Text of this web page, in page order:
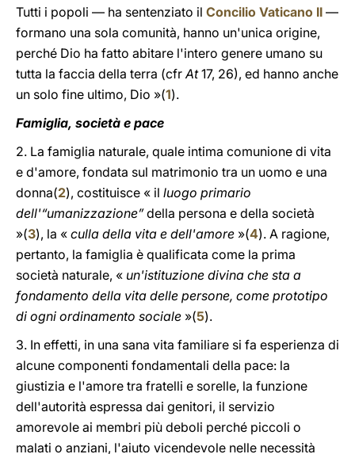
Tutti i popoli — ha sentenziato il Concilio Vaticano II —
formano una sola comunità, hanno un'unica origine,
perché Dio ha fatto abitare l'intero genere umano su
tutta la faccia della terra (cfrAt17, 26), ed hanno anche
un solo fine ultimo, Dio »(1).
Famiglia, società e pace
2. La famiglia naturale, quale intima comunione di vita
e d'amore, fondata sul matrimonio tra un uomo e una
donna(2), costituisce « il luogo primario
dell'“umanizzazione”della persona e della società
»(3), la « culla della vita e dell'amore »(4). A ragione,
pertanto, la famiglia è qualificata come la prima
società naturale, « un'istituzione divina che sta a
fondamento della vita delle persone, come prototipo
di ogni ordinamento sociale »(5).
3. In effetti, in una sana vita familiare si fa esperienza di
alcune componenti fondamentali della pace: la
giustizia e l'amore tra fratelli e sorelle, la funzione
dell'autorità espressa dai genitori, il servizio
amorevole ai membri più deboli perché piccoli o
malati o anziani, l'aiuto vicendevole nelle necessità